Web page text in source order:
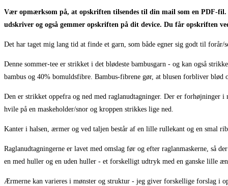
Vær opmærksom på, at opskriften tilsendes til din mail som en PDF-fil.
udskriver og også gemmer opskriften på dit device. Du får opskriften
Det har taget mig lang tid at finde et garn, som både egner sig godt til
Denne sommer-tee er strikket i det blødeste bambusgarn - og kan også
bambus og 40% bomuldsfibre. Bambus-fibrene gør, at blusen forbliver blød
Den er strikket oppefra og ned med raglanudtagninger. Der er forhøjninger
hvile på en maskeholder/snor og kroppen strikkes lige ned.
Kanter i halsen, ærmer og ved taljen består af en lille rullekant og en smal
Raglanudtagningerne er lavet med omslag før og efter raglanmaskerne, så
en med huller og en uden huller - et forskelligt udtryk med en ganske lille
Ærmerne kan varieres i mønster og struktur - jeg giver forskellige forslag i